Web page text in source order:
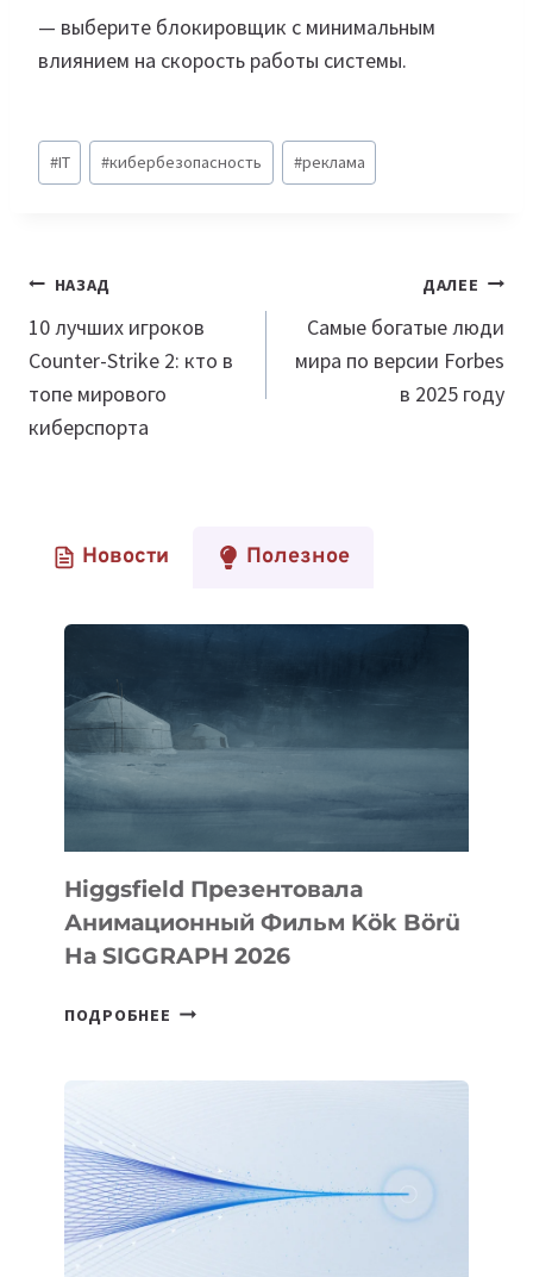
— выберите блокировщик с минимальным
влиянием на скорость работы системы.
Метки
записи:
#IT #кибербезопасность #реклама
Навигация
по
записям
НАЗАД
10 лучших игроков
Counter-Strike 2: кто в
топе мирового
киберспорта
ДАЛЕЕ
Самые богатые люди
мира по версии Forbes
в 2025 году
Новости Полезное
Higgsfield Презентовала
Анимационный Фильм Kök Börü
На SIGGRAPH 2026
ПОДРОБНЕЕ HIGGSFIELD
НА
SIGGRAPH